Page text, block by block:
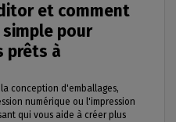
et comment
pour
prêts à
conception d'emballages,
numérique ou l'impression
qui vous aide à créer plus